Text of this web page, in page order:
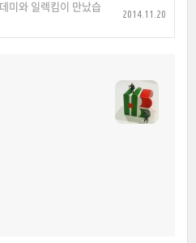
미와 일렉킴이 만났습
2014.11.20